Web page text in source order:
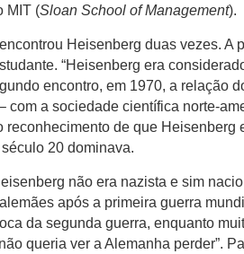
MIT (Sloan School of Management).
Heisenberg duas vezes. A
“Heisenberg era
encontro, em 1970, a relação
com a sociedade científica norte-
reconhecimento de que Heisenberg
20 dominava.
não era nazista e sim
após a primeira guerra
da segunda guerra, enquanto
queria ver a Alemanha perder”.